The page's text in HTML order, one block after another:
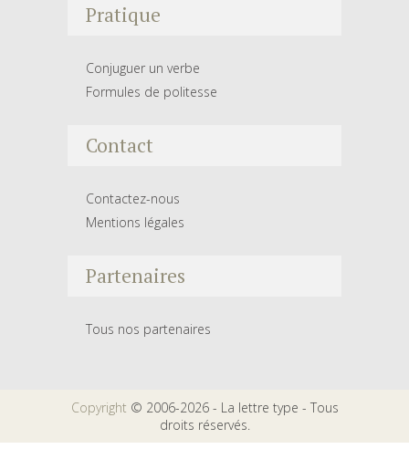
Pratique
Conjuguer un verbe
Formules de politesse
Contact
Contactez-nous
Mentions légales
Partenaires
Tous nos partenaires
Copyright © 2006-2026 - La lettre type - Tous
droits réservés.